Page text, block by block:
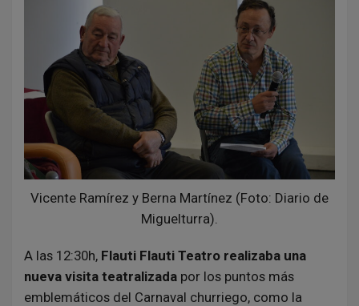
Vicente Ramírez y Berna Martínez (Foto: Diario de
Miguelturra).
A las 12:30h, Flauti Flauti Teatro realizaba una
nueva visita teatralizada por los puntos más
emblemáticos del Carnaval churriego, como la